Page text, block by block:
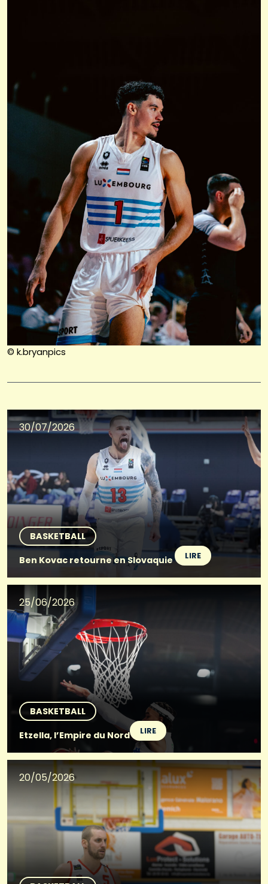
© k.bryanpics
30/07/2026
BASKETBALL
Ben Kovac retourne en Slovaquie
LIRE
25/06/2026
BASKETBALL
Etzella, l’Empire du Nord
LIRE
20/05/2026